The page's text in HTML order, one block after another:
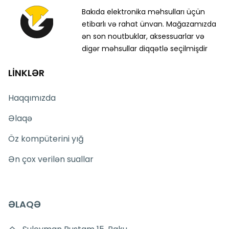
Bakıda elektronika məhsulları üçün
etibarlı və rahat ünvan. Mağazamızda
ən son noutbuklar, aksessuarlar və
digər məhsullar diqqətlə seçilmişdir
LİNKLƏR
Haqqımızda
Əlaqə
Öz kompüterini yığ
Ən çox verilən suallar
ƏLAQƏ